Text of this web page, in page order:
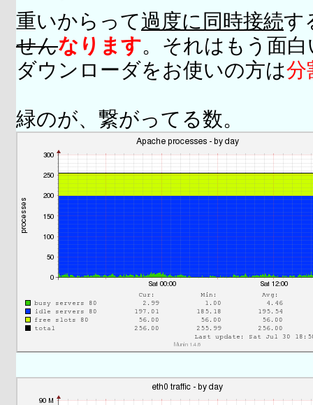
重いからって過度に同時接続す
せんなります。それはもう面
ダウンローダをお使いの方は分
緑のが、繋がってる数。